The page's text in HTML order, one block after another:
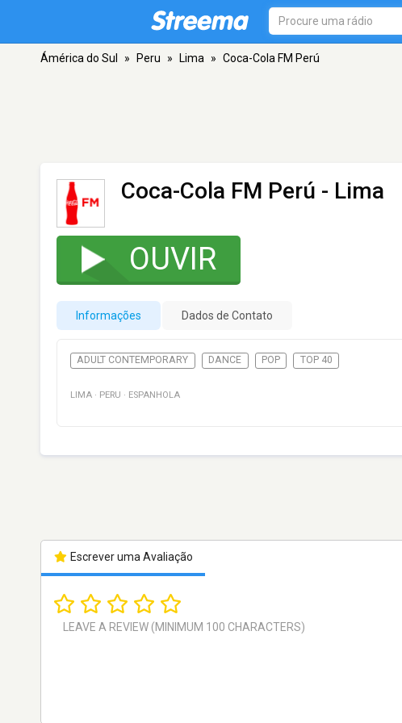
Ámérica do Sul » Peru » Lima » Coca-Cola FM Perú
Coca-Cola FM Perú - Lima
OUVIR
Informações Dados de Contato
ADULT CONTEMPORARY DANCE POP TOP 40
LIMA · PERU · ESPANHOLA
Escrever uma Avaliação